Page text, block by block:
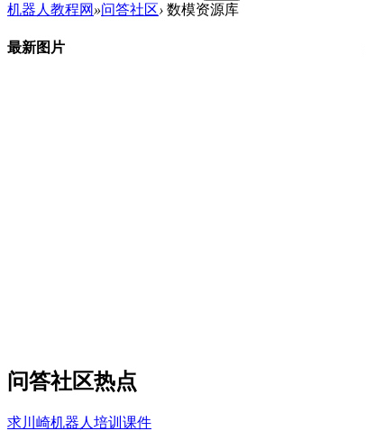
机器人教程网 »问答社区› 数模资源库
最新图片
问答社区热点
求川崎机器人培训课件